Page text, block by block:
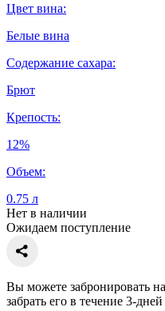
Цвет вина:
Белые вина
Содержание сахара:
Брют
Крепость:
12%
Объем:
0.75 л
Нет в наличии
Ожидаем поступление
Вы можете забронировать
забрать его в течение 3-